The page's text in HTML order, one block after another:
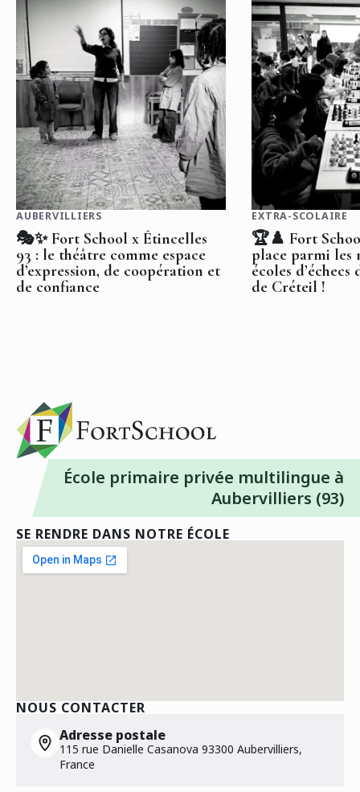
🎭✨ Fort School x Étincelles
93 : le théâtre comme espace
d’expression, de coopération et
de confiance
AUBERVILLIERS
🏆♟️ Fort
place parmi les
écoles d’échecs
de Créteil !
EXTRA-SCOLAIRE
École primaire privée multilingue à
Aubervilliers (93)
SE RENDRE DANS NOTRE ÉCOLE
NOUS CONTACTER
Adresse postale
115 rue Danielle Casanova 93300 Aubervilliers,
France